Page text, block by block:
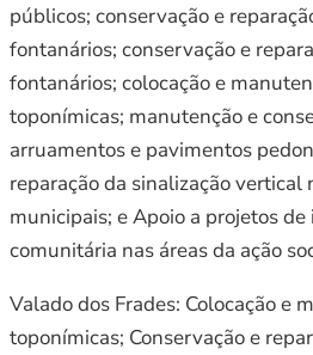
públicos; conservação e
fontanários; conservação e
fontanários; colocação e
toponímicas; manutenção e
arruamentos e pavimentos
reparação da sinalização
municipais; e Apoio a projetos
comunitária nas áreas da ação
Valado dos Frades: Colocação e
toponímicas; Conservação e